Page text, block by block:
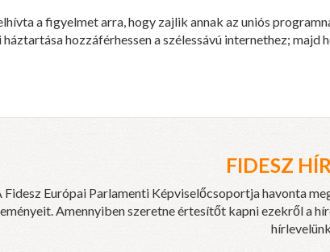
a figyelmet arra, hogy zajlik annak az uniós
háztartása hozzáférhessen a szélessávú internethez;
FIDESZ
Fidesz Európai Parlamenti Képviselőcsoportja havonta
Amennyiben szeretne értesítőt kapni ezekről a